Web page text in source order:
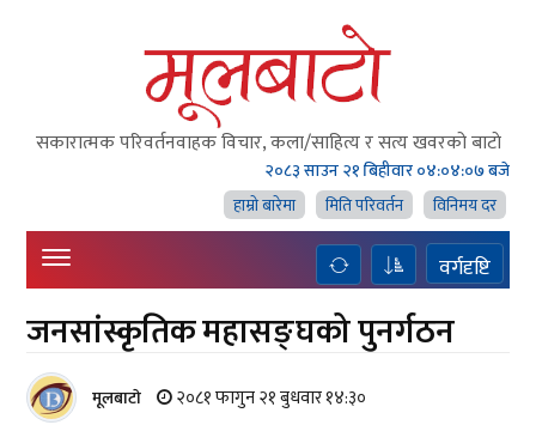
सकारात्मक परिवर्तनवाहक विचार, कला/साहित्य र सत्य खवरको बाटाे
२०८३ साउन २१ बिहीवार०४:०४:०८ बजे
हाम्राे बारेमा
मिति परिवर्तन विनिमय दर
वर्गदृष्टि
जनसांस्कृतिक महासङ्घको पुनर्गठन
मूलबाटाे २०८१ फागुन २१ बुधवार १४:३०